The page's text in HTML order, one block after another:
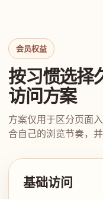
会员权益
按习惯选择
访问方案
方案仅用于区分页面
合自己的浏览节奏，
基础访问